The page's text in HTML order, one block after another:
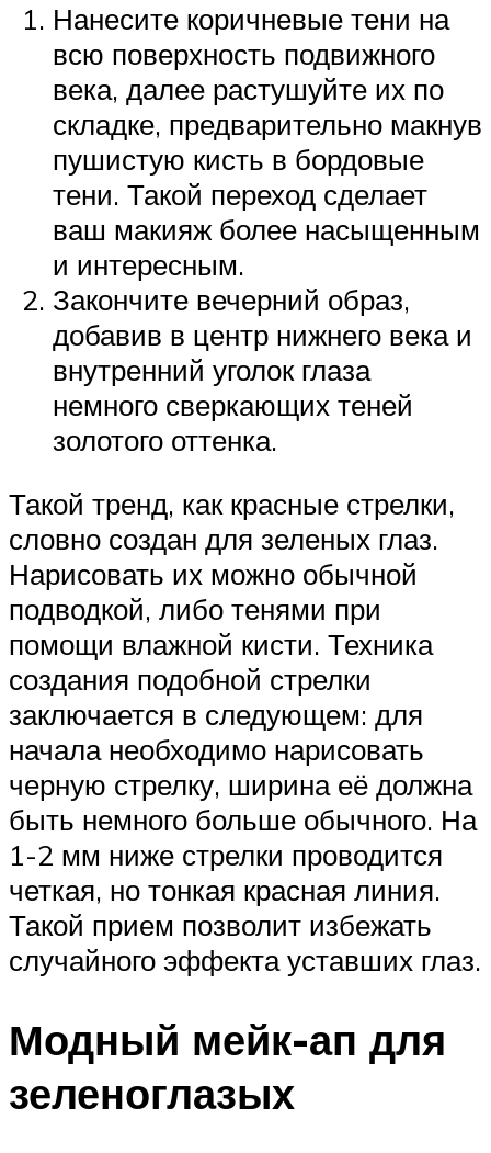
Нанесите коричневые тени на
всю поверхность подвижного
века, далее растушуйте их по
складке, предварительно макнув
пушистую кисть в бордовые
тени. Такой переход сделает
ваш макияж более насыщенным
и интересным.
Закончите вечерний образ,
добавив в центр нижнего века и
внутренний уголок глаза
немного сверкающих теней
золотого оттенка.
Такой тренд, как красные стрелки,
словно создан для зеленых глаз.
Нарисовать их можно обычной
подводкой, либо тенями при
помощи влажной кисти. Техника
создания подобной стрелки
заключается в следующем: для
начала необходимо нарисовать
черную стрелку, ширина её должна
быть немного больше обычного. На
1-2 мм ниже стрелки проводится
четкая, но тонкая красная линия.
Такой прием позволит избежать
случайного эффекта уставших глаз.
Модный мейк-ап для
зеленоглазых